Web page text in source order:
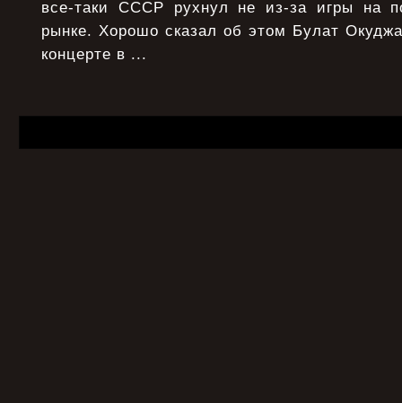
все-таки СССР рухнул не из-за игры на
рынке. Хорошо сказал об этом Булат
концерте в ...